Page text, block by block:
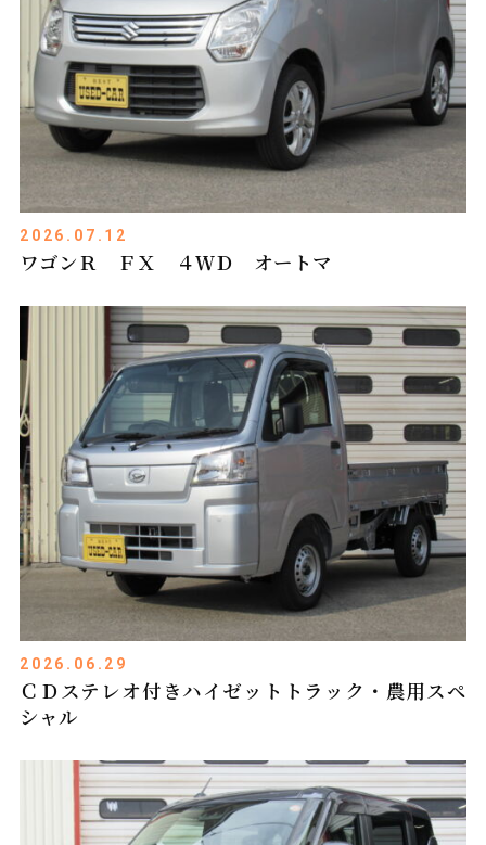
2026.07.12
ワゴンＲ ＦＸ ４ＷＤ オートマ
2026.06.29
ＣＤステレオ付きハイゼットトラック・農用スペ
シャル